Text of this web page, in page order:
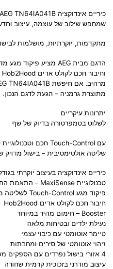
שמחפש שילוב של עוצמה, עיצוב
מתקדמות, יוקרתיות, מושלמות
מתוצרת גרמניה – הגעת לדגם הנכון.
יתרונות עיקריים
לשלוט בטמפרטורה בדיוק של שף
שליטה אולטימטיבית – בישול
כיריים אינדוקציה בעיצוב יוקרתי בגודל 60
טכנולוגיית MaxiSense – התאמת החום לגודל הכלי
פיקוד מגע Touch-Control לשליטה מדויקת
חיבור חכם לקולט אדים Hob2Hood
Booster – חימום מהיר במיוחד
נעילת ילדים ובטיחות מלאה
טיימר אוטומטי עם כיבוי עצמי
זיהוי אוטומטי של סירים ומחבתות
4 אזורי בישול נפרדים עם הספקים משתנים
עיצוב מודרני בזכוכית קרמית שחורה